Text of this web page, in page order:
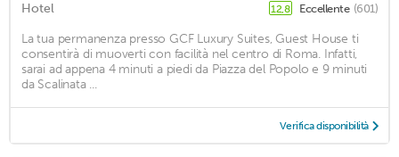
Hotel 12,8 Eccellente (601)
La tua permanenza presso GCF Luxury Suites, Guest House ti
consentirà di muoverti con facilità nel centro di Roma. Infatti,
sarai ad appena 4 minuti a piedi da Piazza del Popolo e 9 minuti
da Scalinata ...
Verifica disponibilità